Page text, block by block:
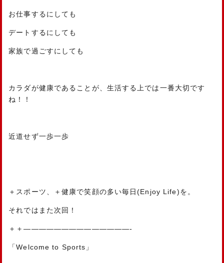
お仕事するにしても
デートするにしても
家族で過ごすにしても
カラダが健康であることが、生活する上では一番大切です
ね！！
近道せず一歩一歩
＋スポーツ、＋健康で笑顔の多い毎日(Enjoy Life)を。
それではまた次回！
＋＋——————————————-
「Welcome to Sports」